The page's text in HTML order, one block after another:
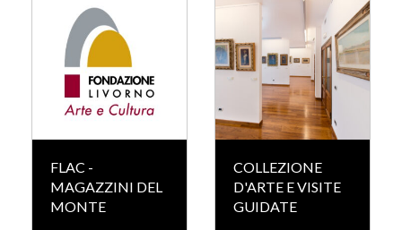
FLAC -
MAGAZZINI DEL
MONTE
COLLEZIONE
D'ARTE E VISITE
GUIDATE